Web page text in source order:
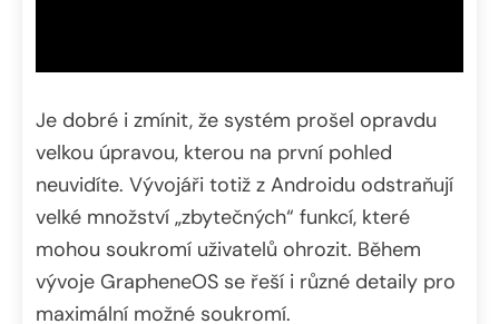
Je dobré i zmínit, že systém prošel opravdu
velkou úpravou, kterou na první pohled
neuvidíte. Vývojáři totiž z Androidu odstraňují
velké množství „zbytečných“ funkcí, které
mohou soukromí uživatelů ohrozit. Během
vývoje GrapheneOS se řeší i různé detaily pro
maximální možné soukromí.